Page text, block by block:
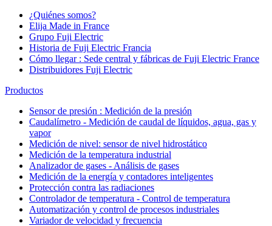
¿Quiénes somos?
Elija Made in France
Grupo Fuji Electric
Historia de Fuji Electric Francia
Cómo llegar : Sede central y fábricas de Fuji Electric France
Distribuidores Fuji Electric
Productos
Sensor de presión : Medición de la presión
Caudalímetro - Medición de caudal de líquidos, agua, gas y
vapor
Medición de nivel: sensor de nivel hidrostático
Medición de la temperatura industrial
Analizador de gases - Análisis de gases
Medición de la energía y contadores inteligentes
Protección contra las radiaciones
Controlador de temperatura - Control de temperatura
Automatización y control de procesos industriales
Variador de velocidad y frecuencia